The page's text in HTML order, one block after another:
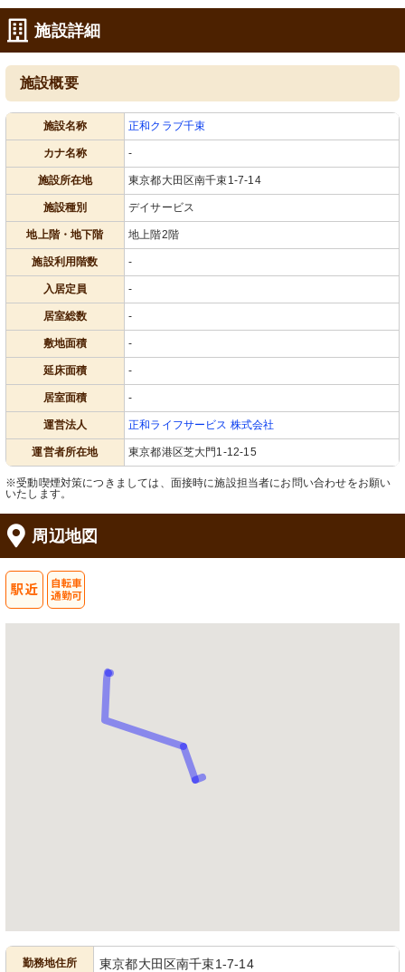
施設詳細
施設概要
施設名称 正和クラブ千束
カナ名称 -
施設所在地 東京都大田区南千束1-7-14
施設種別 デイサービス
地上階・地下階 地上階2階
施設利用階数 -
入居定員 -
居室総数 -
敷地面積 -
延床面積 -
居室面積 -
運営法人 正和ライフサービス 株式会社
運営者所在地 東京都港区芝大門1-12-15
※受動喫煙対策につきましては、面接時に施設担当者にお問い合わせをお願い
いたします。
周辺地図
勤務地住所 東京都大田区南千束1-7-14